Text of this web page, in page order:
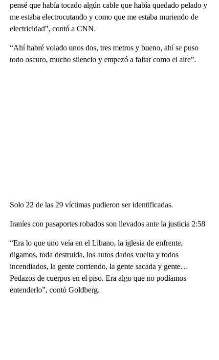
pensé que había tocado algún cable que había quedado pelado y
me estaba electrocutando y como que me estaba muriendo de
electricidad”, contó a CNN.
“Ahí habré volado unos dos, tres metros y bueno, ahí se puso
todo oscuro, mucho silencio y empezó a faltar como el aire”.
Solo 22 de las 29 víctimas pudieron ser identificadas.
Iraníes con pasaportes robados son llevados ante la justicia 2:58
“Era lo que uno veía en el Líbano, la iglesia de enfrente,
digamos, toda destruida, los autos dados vuelta y todos
incendiados, la gente corriendo, la gente sacada y gente…
Pedazos de cuerpos en el piso. Era algo que no podíamos
entenderlo”, contó Goldberg.